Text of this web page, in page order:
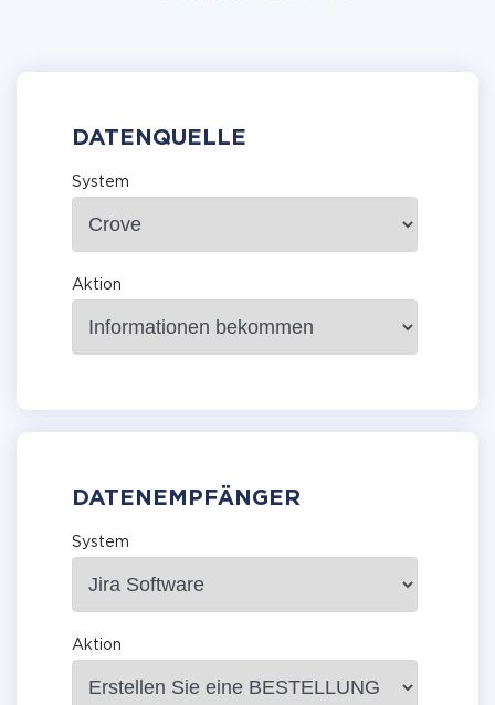
DATENQUELLE
System
Aktion
DATENEMPFÄNGER
System
Aktion